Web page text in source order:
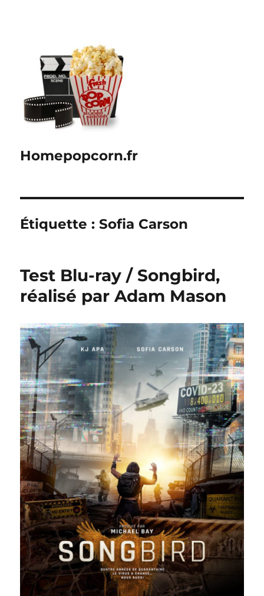
Homepopcorn.fr
Étiquette :Sofia Carson
Test Blu-ray / Songbird,
réalisé par Adam Mason